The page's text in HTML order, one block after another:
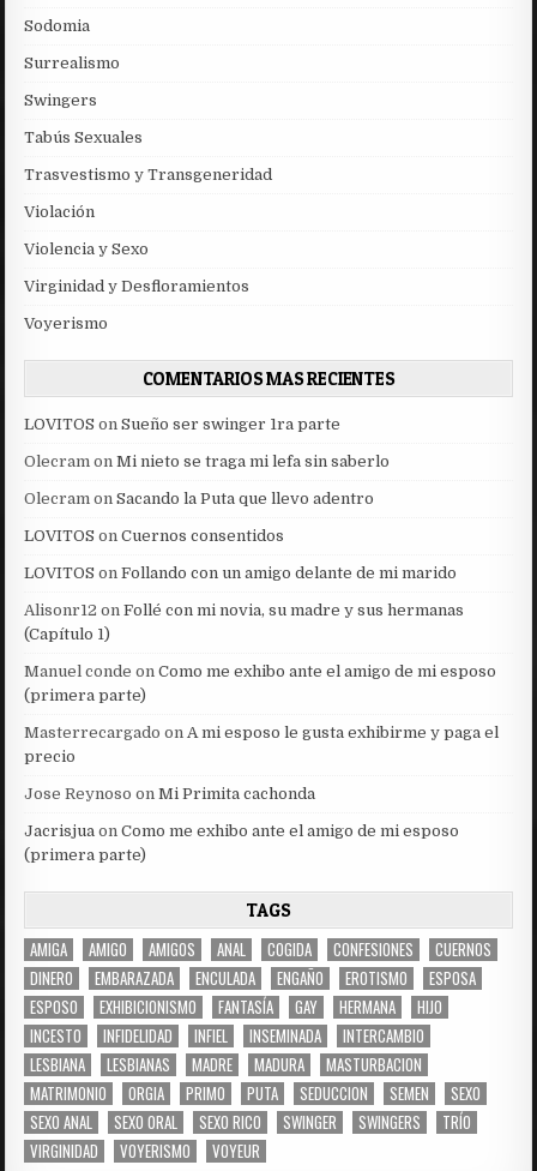
Sodomia
Surrealismo
Swingers
Tabús Sexuales
Trasvestismo y Transgeneridad
Violación
Violencia y Sexo
Virginidad y Desfloramientos
Voyerismo
COMENTARIOS MAS RECIENTES
LOVITOS onSueño ser swinger 1ra parte
Olecram onMi nieto se traga mi lefa sin saberlo
Olecram onSacando la Puta que llevo adentro
LOVITOS onCuernos consentidos
LOVITOS onFollando con un amigo delante de mi marido
Alisonr12 onFollé con mi novia, su madre y sus hermanas
(Capítulo 1)
Manuel conde onComo me exhibo ante el amigo de mi esposo
(primera parte)
Masterrecargado onA mi esposo le gusta exhibirme y paga el
precio
Jose Reynoso onMi Primita cachonda
Jacrisjua onComo me exhibo ante el amigo de mi esposo
(primera parte)
TAGS
AMIGA AMIGO AMIGOS ANAL COGIDA CONFESIONES
CUERNOS
DINERO
EMBARAZADA ENCULADA ENGAÑO EROTISMO
ESPOSA
ESPOSO
EXHIBICIONISMO FANTASÍA GAY HERMANA
HIJO
INCESTO
INFIDELIDAD INFIEL INSEMINADA
INTERCAMBIO
LESBIANA
LESBIANAS MADRE MADURA
MASTURBACION
MATRIMONIO
ORGIA PRIMO PUTA SEDUCCION SEMEN
SEXO
SEXO ANAL
SEXO ORAL SEXO RICO SWINGER SWINGERS
TRÍO
VIRGINIDAD
VOYERISMO VOYEUR